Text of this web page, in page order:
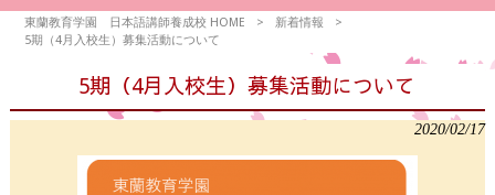
東蘭教育学園 日本語講師養成校 HOME > 新着情報
>
5期（4月入校生）募集活動について
5期（4月入校生）募集活動について
2020/02/17